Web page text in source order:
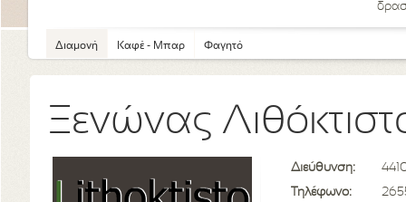
Διαμονή Καφέ - Μπαρ Φαγητό
Ξενώνας
Διεύθυνση:
Τηλέφωνο: